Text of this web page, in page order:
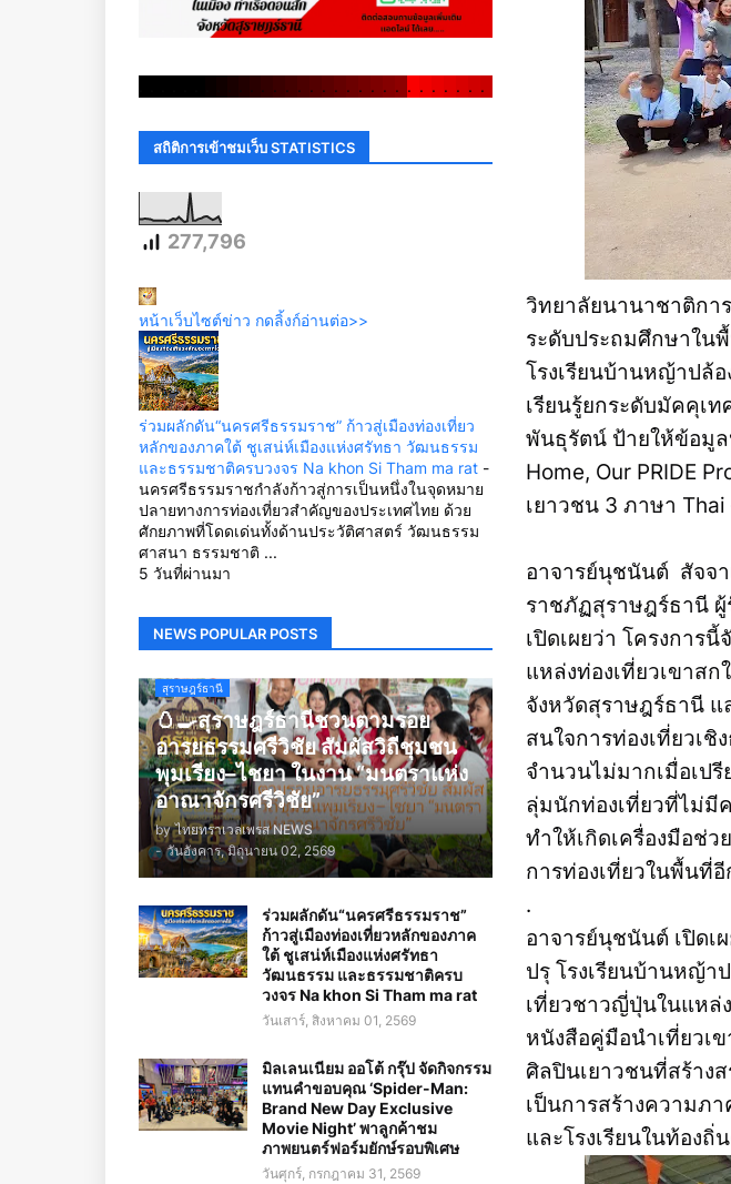
วิทยาลัยนานาชาติกา
ระดับประถมศึกษาใน
โรงเรียนบ้านหญ้าปล้อ
เรียนรู้ยกระดับมัคคุเ
พันธุรัตน์ ป้ายให้ข้อมูล
Home, Our PRIDE
เยาวชน 3 ภาษา Thai
อาจารย์นุชนันต์ สัจจา
ราชภัฏสุราษฎร์ธานี ผู้
เปิดเผยว่า โครงกา
แหล่งท่องเที่ยวเขาส
จังหวัดสุราษฎร์ธานี
สนใจการท่องเที่ยวเ
จำนวนไม่มากเมื่อเป
ลุ่มนักท่องเที่ยวที่ไม่มี
ทำให้เกิดเครื่องมือช่
การท่องเที่ยวในพื้นที่
.
อาจารย์นุชนันต์ เปิดเ
ปรุ โรงเรียนบ้านหญ้า
เที่ยวชาวญี่ปุ่นในแหล่
หนังสือคู่มือนำเที่ยวเ
ศิลปินเยาวชนที่สร้างส
เป็นการสร้างความภ
และโรงเรียนในท้องถิ่
. . . . . . . . . . . . . . . . . . . .
สถิติการเข้าชมเว็บ STATISTICS
277,796
หน้าเว็บไซต์ข่าว กดลิ้งก์อ่านต่อ>>
ร่วมผลักดัน“นครศรีธรรมราช” ก้าวสู่เมืองท่องเที่ยว
หลักของภาคใต้ ชูเสน่ห์เมืองแห่งศรัทธา วัฒนธรรม
และธรรมชาติครบวงจร Na khon Si Tham ma rat -
นครศรีธรรมราชกำลังก้าวสู่การเป็นหนึ่งในจุดหมาย
ปลายทางการท่องเที่ยวสำคัญของประเทศไทย ด้วย
ศักยภาพที่โดดเด่นทั้งด้านประวัติศาสตร์ วัฒนธรรม
ศาสนา ธรรมชาติ ...
5 วันที่ผ่านมา
NEWS POPULAR POSTS
สุราษฎร์ธานี
🥚🍳สุราษฎร์ธานีชวนตามรอย
อารยธรรมศรีวิชัย สัมผัสวิถีชุมชน
พุมเรียง–ไชยา ในงาน “มนตราแห่ง
อาณาจักรศรีวิชัย”
by ไทยทราเวลเพรส NEWS
- วันอังคาร, มิถุนายน 02, 2569
ร่วมผลักดัน“นครศรีธรรมราช”
ก้าวสู่เมืองท่องเที่ยวหลักของภาค
ใต้ ชูเสน่ห์เมืองแห่งศรัทธา
วัฒนธรรม และธรรมชาติครบ
วงจร Na khon Si Tham ma rat
วันเสาร์, สิงหาคม 01, 2569
มิลเลนเนียม ออโต้ กรุ๊ป จัดกิจกรรม
แทนคำขอบคุณ ‘Spider-Man:
Brand New Day Exclusive
Movie Night’ พาลูกค้าชม
ภาพยนตร์ฟอร์มยักษ์รอบพิเศษ
วันศุกร์, กรกฎาคม 31, 2569